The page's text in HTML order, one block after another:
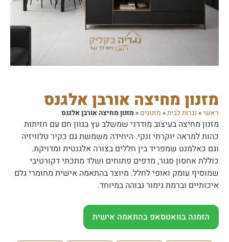
מזנון מחיצה אורבן אלגנס
ראשי» נגרות לבית» מזנונים » מזנון מחיצה אורבן אלגנס
מזנון מחיצה בעיצוב מודרני שמשלב עץ בגוון חם עם חזיתות
כהות למראה יוקרתי ונקי. היחידה משמשת גם כקיר טלוויזיה
וגם כאלמנט שמפריד בין חללים בצורה אלגנטית ומדויקת.
כוללת אחסון סגור, מדפים פתוחים ושלד מתכתי דקורטיבי
שמוסיף עומק ואופי לחלל. מיוצר בהתאמה אישית מחומרי גלם
איכותיים וברמת גימור גבוהה במיוחד.
הזמנה בוואטסאפ בהתאמה אישית